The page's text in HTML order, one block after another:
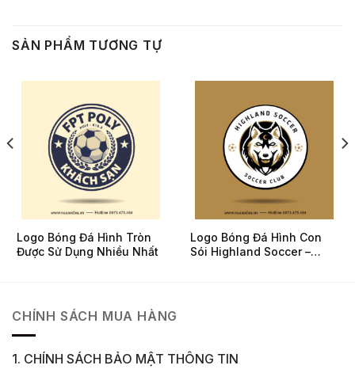
SẢN PHẨM TƯƠNG TỰ
Logo Bóng Đá Hình Tròn
Được Sử Dụng Nhiều Nhất
Logo Bóng Đá Hình Con
Sói Highland Soccer –
CHÍNH SÁCH MUA HÀNG
1. CHÍNH SÁCH BẢO MẬT THÔNG TIN